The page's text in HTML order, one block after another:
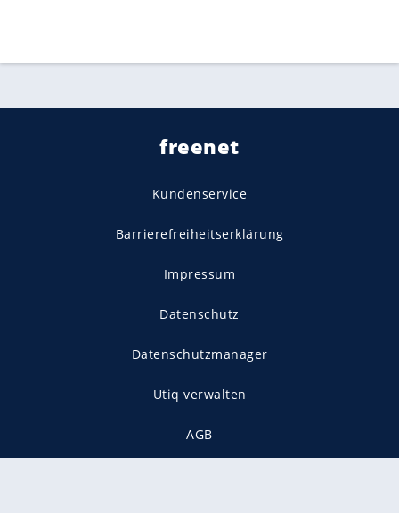
freenet
Kundenservice
Barrierefreiheitserklärung
Impressum
Datenschutz
Datenschutzmanager
Utiq verwalten
AGB